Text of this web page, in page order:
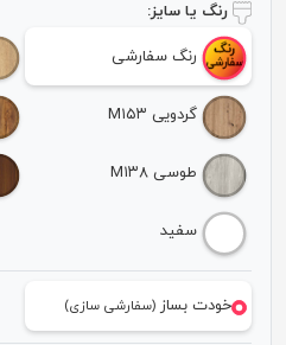
رنگ یا سایز:
رنگ سفارشی
گردویی M۱۵۳
طوسی M۱۳۸
سفید
خودت بساز(سفارشی سازی)